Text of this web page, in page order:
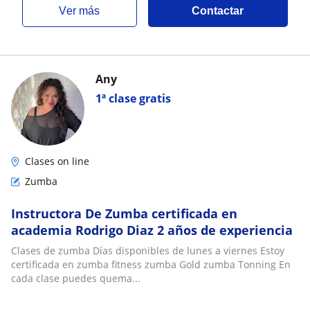
ver más Contactar
1ª clase gratis
Any
Clases on line
Zumba
Instructora De Zumba certificada en
academia Rodrigo Diaz 2 años de experiencia
Clases de zumba Días disponibles de lunes a viernes Estoy
certificada en zumba fitness zumba Gold zumba Tonning En
cada clase puedes quema...